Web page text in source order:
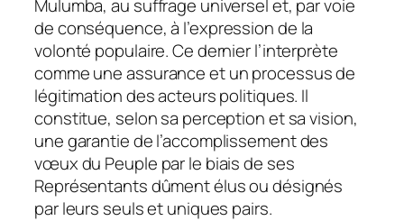
Mulumba, au suffrage universel et, par voie
de conséquence, à l’expression de la
volonté populaire. Ce dernier l’interprète
comme une assurance et un processus de
légitimation des acteurs politiques. Il
constitue, selon sa perception et sa vision,
une garantie de l’accomplissement des
vœux du Peuple par le biais de ses
Représentants dûment élus ou désignés
par leurs seuls et uniques pairs.